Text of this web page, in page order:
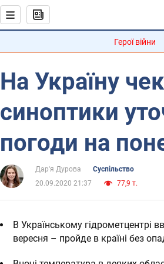
Герої війни
На Україну
синоптики
погоди на
Дар'я Дурова
Суспільство
20.09.2020 21:37
77,9 т.
В Українському
вересня – пройде в країні без